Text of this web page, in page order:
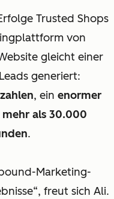
Trusted Shops
von
gleicht einer
generiert:
, ein enormer
mehr als 30.000
.
Marketing-
freut sich Ali.